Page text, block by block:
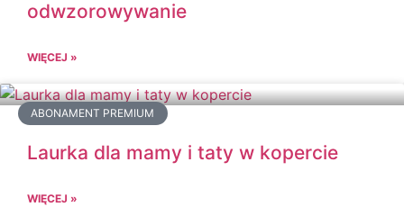
odwzorowywanie
WIĘCEJ »
ABONAMENT PREMIUM
Laurka dla mamy i taty w kopercie
WIĘCEJ »